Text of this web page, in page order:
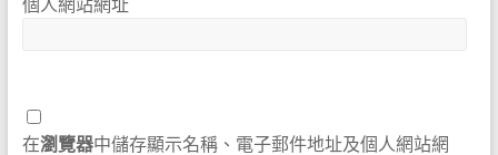
在瀏覽器中儲存顯示名稱、電子郵件地址及個人網站網